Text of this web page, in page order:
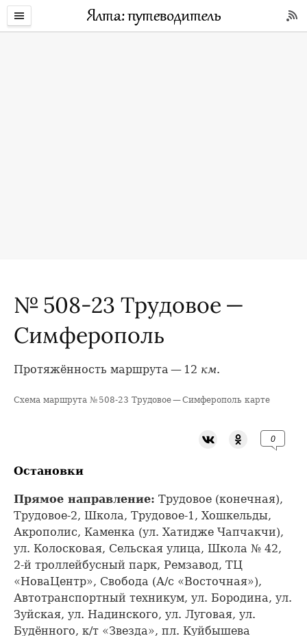
№ 508-23 Трудовое —
Симферополь
Протяжённость маршрута — 12 км.
Схема маршрута № 508-23 Трудовое — Симферополь карте
0
Остановки
Прямое направление: Трудовое (конечная),
Трудовое-2, Школа, Трудовое-1, Хошкельды,
Акрополис, Каменка (ул. Хатидже Чапчакчи),
ул. Колосковая, Сельская улица, Школа № 42,
2-й троллейбусный парк, Ремзавод, ТЦ
«НоваЦентр», Свобода (А/с «Восточная»),
Автотранспортный техникум, ул. Бородина, ул.
Зуйская, ул. Надинского, ул. Луговая, ул.
Будённого, к/т «Звезда», пл. Куйбышева